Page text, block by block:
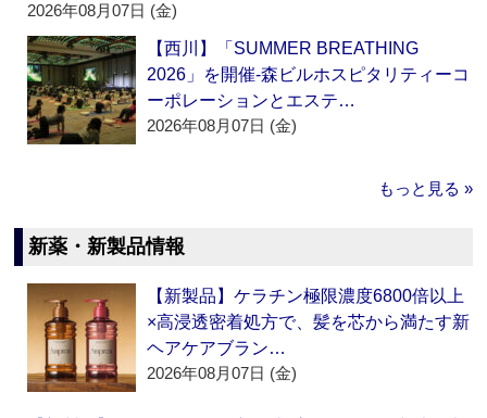
2026年08月07日 (金)
【西川】「SUMMER BREATHING
2026」を開催‐森ビルホスピタリティーコ
ーポレーションとエステ…
2026年08月07日 (金)
もっと見る »
新薬・新製品情報
【新製品】ケラチン極限濃度6800倍以上
×高浸透密着処方で、髪を芯から満たす新
ヘアケアブラン…
2026年08月07日 (金)